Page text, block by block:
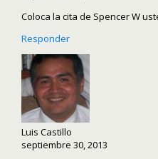
Coloca la cita de Spencer W
Responder
Luis Castillo
septiembre 30, 2013